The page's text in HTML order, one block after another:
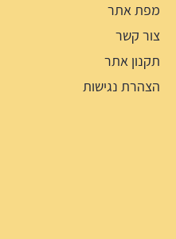
מפת אתר
צור קשר
תקנון אתר
הצהרת נגישות